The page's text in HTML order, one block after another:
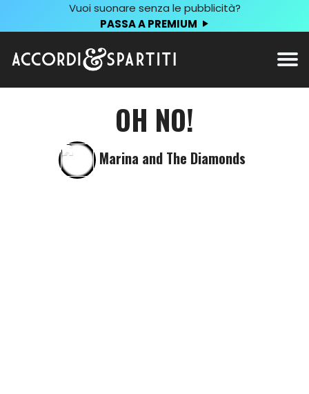
Vuoi suonare senza le pubblicità?
PASSA A PREMIUM
OH NO!
Marina and The Diamonds